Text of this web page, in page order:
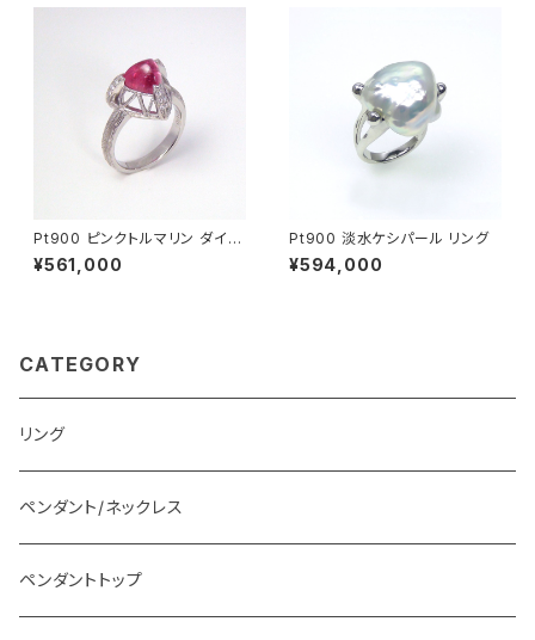
Pt900 ピンクトルマリン ダイヤ
モンド リング
¥561,000
Pt900 淡水ケシパール リング
¥594,000
CATEGORY
リング
ペンダント/ネックレス
ペンダントトップ